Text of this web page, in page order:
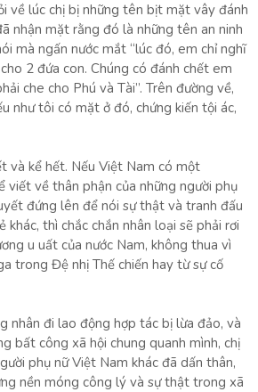
về lúc chị bị những tên bịt mặt vây đánh
nhận mặt rằng đó là những tên an ninh
mà ngấn nước mắt “lúc đó, em chỉ nghĩ
2 đứa con. Chúng có đánh chết em
che cho Phú và Tài”. Trên đường về,
như tôi có mặt ở đó, chứng kiến tội ác,
và kể hết. Nếu Việt Nam có một
viết về thân phận của những người phụ
đứng lên để nói sự thật và tranh đấu
khác, thì chắc chắn nhân loại sẽ phải rơi
u uất của nước Nam, không thua vì
trong Đệ nhị Thế chiến hay từ sự cố
nhân đi lao động hợp tác bị lừa đảo, và
bất công xã hội chung quanh mình, chị
phụ nữ Việt Nam khác đã dấn thân,
nền móng công lý và sự thật trong xã